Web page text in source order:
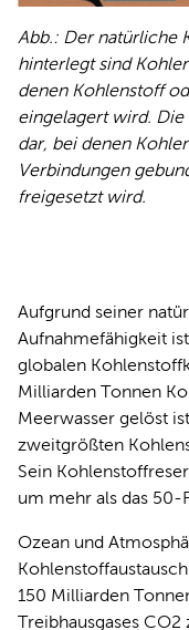
Abb.: Der natürliche
hinterlegt sind
denen Kohlenstoff
eingelagert wird. Die
dar, bei denen
Verbindungen
freigesetzt wird.
Aufgrund seiner
Aufnahmefähigkeit
globalen
Milliarden Tonnen
Meerwasser gelöst
zweitgrößten
Sein
um mehr als das 50-
Ozean und
150 Milliarden
Treibhausgases